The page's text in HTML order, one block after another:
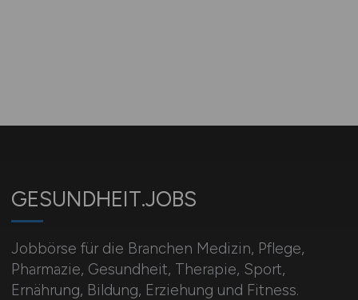
GESUNDHEIT.JOBS
Jobbörse für die Branchen Medizin, Pflege,
Pharmazie, Gesundheit, Therapie, Sport,
Ernährung, Bildung, Erziehung und Fitness.